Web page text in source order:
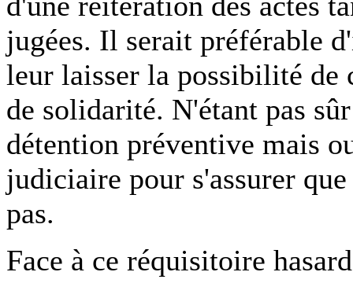
jugées. Il serait préférable
leur laisser la possibilité
de solidarité. N'étant pas
détention préventive mais
judiciaire pour s'assurer
pas.
Face à ce réquisitoire